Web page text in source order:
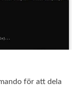
för att dela